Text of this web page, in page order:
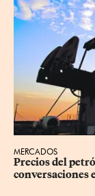
MERCADOS
Precios ⁠del
conversaciones